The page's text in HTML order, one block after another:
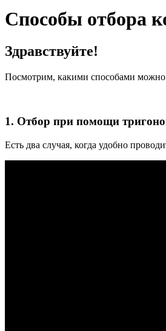
Способы отбора
Здравствуйте!
Посмотрим, какими способами
1. Отбор при помощи
Есть два случая, когда удобно